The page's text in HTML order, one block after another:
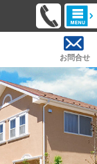
お問合せ